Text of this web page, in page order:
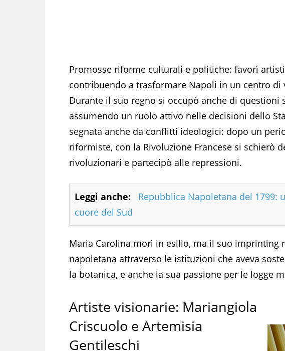
Promosse riforme culturali e politiche: favorì
contribuendo a trasformare Napoli in un centro
Durante il suo regno si occupò anche di questioni
assumendo un ruolo attivo nelle decisioni dello
segnata anche da conflitti ideologici: dopo un
riformiste, con la Rivoluzione Francese si schierò
rivoluzionari e partecipò alle repressioni.
Leggi anche:
Repubblica Napoletana del 1799:
cuore del Sud
Maria Carolina morì in esilio, ma il suo imprinting
napoletana attraverso le istituzioni che aveva
la botanica, e anche la sua passione per le logge
Artiste visionarie: Mariangiola
Criscuolo e Artemisia
Gentileschi